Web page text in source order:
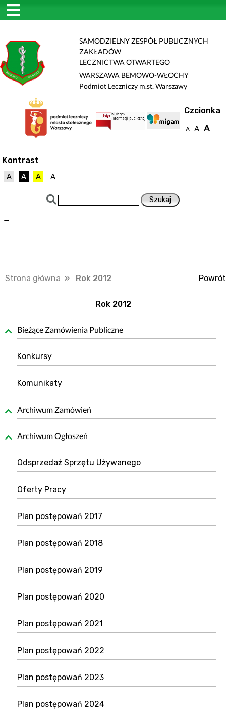
SAMODZIELNY ZESPÓŁ PUBLICZNYCH
ZAKŁADÓW
LECZNICTWA OTWARTEGO
WARSZAWA BEMOWO-WŁOCHY
Podmiot Leczniczy m.st. Warszawy
Czcionka
A A A
Kontrast
A A A A
→
Strona główna » Rok 2012 Powrót
Rok 2012
Bieżące Zamówienia Publiczne
Konkursy
Komunikaty
Archiwum Zamówień
Archiwum Ogłoszeń
Odsprzedaż Sprzętu Używanego
Oferty Pracy
Plan postępowań 2017
Plan postępowań 2018
Plan postępowań 2019
Plan postępowań 2020
Plan postępowań 2021
Plan postępowań 2022
Plan postępowań 2023
Plan postępowań 2024